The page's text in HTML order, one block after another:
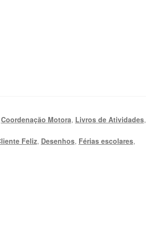
Coordenação Motora, Livros de Atividades,
Feliz, Desenhos, Férias escolares,